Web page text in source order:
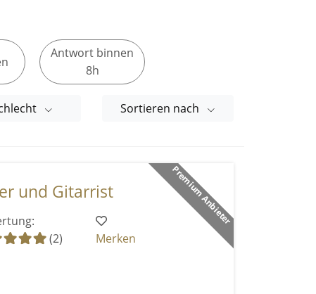
Antwort binnen
8h
Sortieren nach
Premium Anbieter
und Gitarrist
(2)
Merken